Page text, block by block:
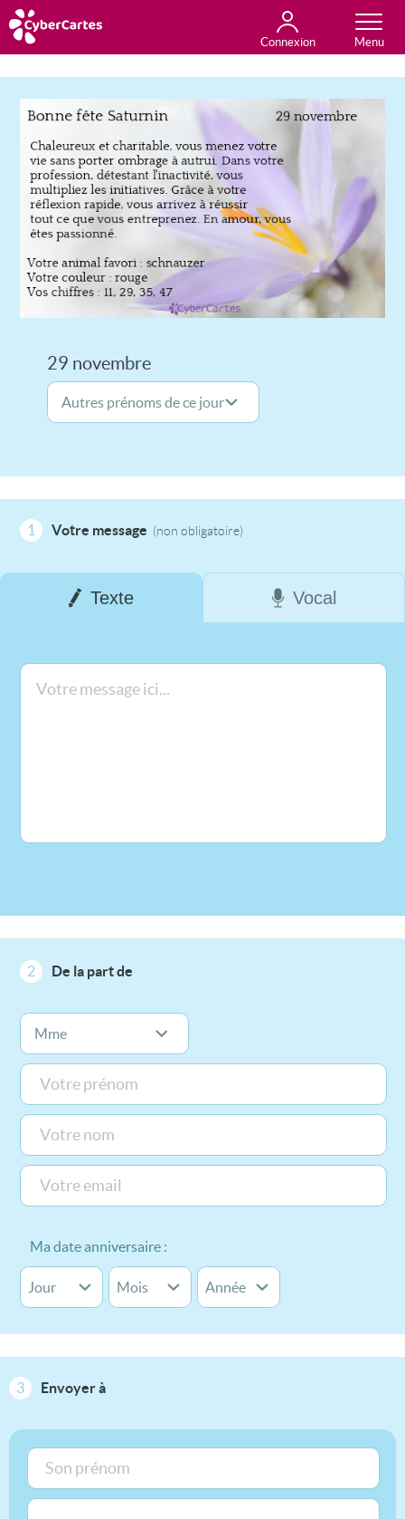
Connexion
Anniversaire
Fête du jour
Amour
Amitié
Merci
Toutes les cartes
29 novembre
1 Votre message (non obligatoire)
Texte Vocal
2 De la part de
Ma date anniversaire :
3 Envoyer à